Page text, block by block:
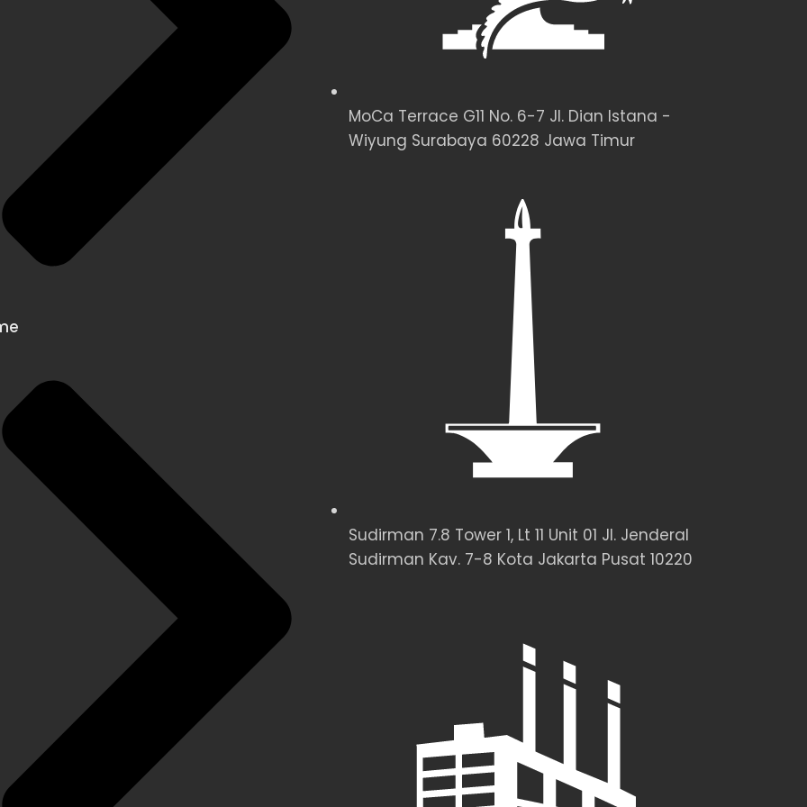
MoCa Terrace G11 No. 6-7 Jl. Dian Istana -
Wiyung Surabaya 60228 Jawa Timur
Sudirman 7.8 Tower 1, Lt 11 Unit 01 Jl. Jenderal
Sudirman Kav. 7-8 Kota Jakarta Pusat 10220